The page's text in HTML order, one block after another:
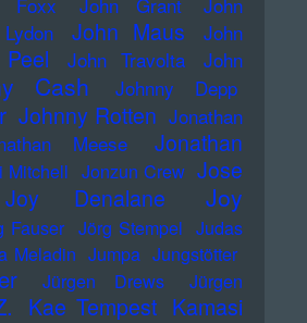
John Maus
John
John Travolta
John
Cash Johnny Depp
Johnny Rotten Jonathan
Meese
Jonathan
Mitchell Jonzun Crew Jose
Joy Denalane
Joy
Fauser Jörg Stempel Judas
Meladin Jumpa Jungstötter
Jürgen Drews
Jürgen
Kae Tempest Kamasi